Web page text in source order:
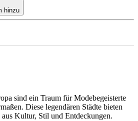
hinzu
sind ein Traum für Modebegeisterte
Diese legendären Städte bieten
Kultur, Stil und Entdeckungen.